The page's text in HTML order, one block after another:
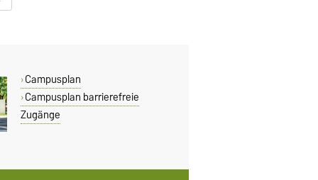
Campusplan
Campusplan barrierefreie
Zugänge